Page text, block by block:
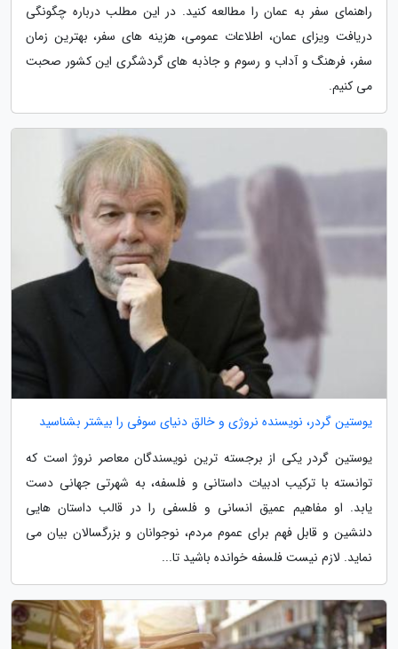
راهنمای سفر به عمان را مطالعه کنید. در این مطلب درباره چگونگی
دریافت ویزای عمان، اطلاعات عمومی، هزینه های سفر، بهترین زمان
سفر، فرهنگ و آداب و رسوم و جاذبه های گردشگری این کشور صحبت
می کنیم.
یوستین گردر، نویسنده نروژی و خالق دنیای سوفی را بیشتر بشناسید
یوستین گردر یکی از برجسته ترین نویسندگان معاصر نروژ است که
توانسته با ترکیب ادبیات داستانی و فلسفه، به شهرتی جهانی دست
یابد. او مفاهیم عمیق انسانی و فلسفی را در قالب داستان هایی
دلنشین و قابل فهم برای عموم مردم، نوجوانان و بزرگسالان بیان می
نماید. لازم نیست فلسفه خوانده باشید تا...